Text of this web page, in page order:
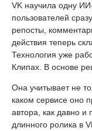
VK научила одну
пользователей
репосты,
действия теперь
Технология уже
Клипах. В основе
Она учитывает не
каком сервисе оно
автора, как давно и
длинного ролика в